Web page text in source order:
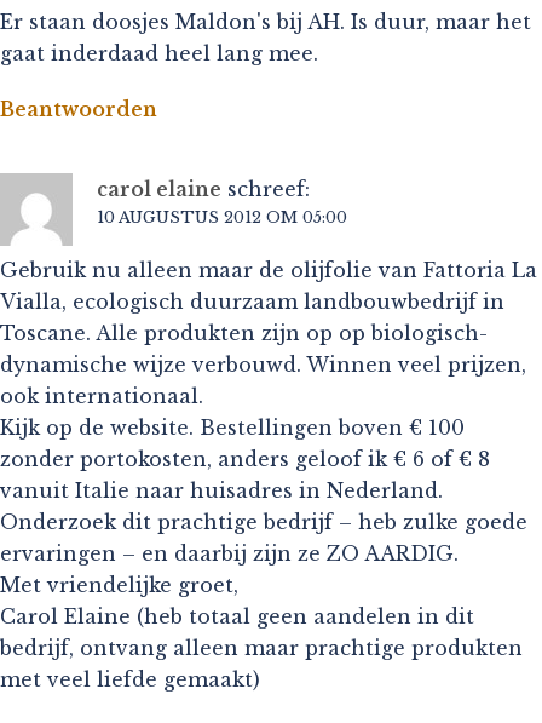
Er staan doosjes Maldon's bij AH. Is duur, maar het
gaat inderdaad heel lang mee.
Beantwoorden
carol elaine schreef:
10 AUGUSTUS 2012 OM 05:00
Gebruik nu alleen maar de olijfolie van Fattoria La
Vialla, ecologisch duurzaam landbouwbedrijf in
Toscane. Alle produkten zijn op op biologisch-
dynamische wijze verbouwd. Winnen veel prijzen,
ook internationaal.
Kijk op de website. Bestellingen boven € 100
zonder portokosten, anders geloof ik € 6 of € 8
vanuit Italie naar huisadres in Nederland.
Onderzoek dit prachtige bedrijf – heb zulke goede
ervaringen – en daarbij zijn ze ZO AARDIG.
Met vriendelijke groet,
Carol Elaine (heb totaal geen aandelen in dit
bedrijf, ontvang alleen maar prachtige produkten
met veel liefde gemaakt)